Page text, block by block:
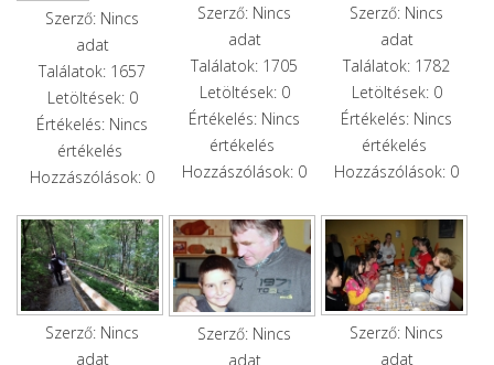
Szerző: Nincs
adat
Találatok: 1657
Letöltések: 0
Értékelés: Nincs
értékelés
Hozzászólások: 0
Szerző: Nincs
adat
Találatok: 1705
Letöltések: 0
Értékelés: Nincs
értékelés
Hozzászólások: 0
Szerző: Nincs
adat
Találatok: 1782
Letöltések: 0
Értékelés: Nincs
értékelés
Hozzászólások: 0
Szerző: Nincs
adat
Szerző: Nincs
adat
Szerző: Nincs
adat